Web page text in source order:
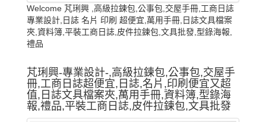
Welcome 芃琍興 ,高級拉鍊包,公事包,交屋手冊,工商日誌
專業設計,日誌 名片 印刷 超便宜,萬用手冊,日誌文具檔案
夾,資料簿,平裝工商日誌,皮件拉鍊包,文具批發,型錄海報,
禮品
芃琍興-專業設計-,高級拉鍊包,公事包,交屋手
冊,工商日誌超便宜,日誌,名片,印刷便宜又超
值,日誌文具檔案夾,萬用手冊,資料簿,型錄海
報,禮品,平裝工商日誌,皮件拉鍊包,文具批發